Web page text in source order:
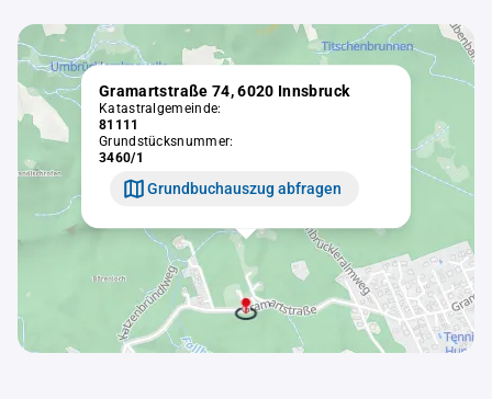
Gramartstraße 74, 6020 Innsbruck
Katastralgemeinde:
81111
Grundstücksnummer:
3460/1
Grundbuchauszug abfragen